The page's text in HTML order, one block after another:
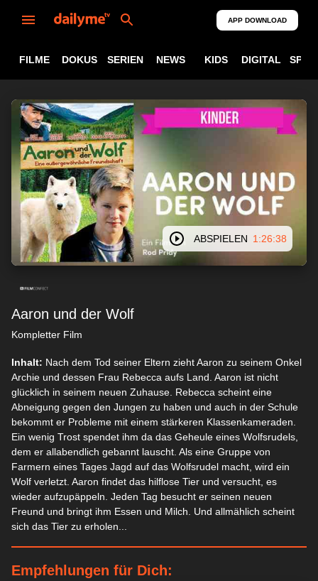
APP DOWNLOAD
FILME DOKUS SERIEN NEWS KIDS DIGITAL
ABSPIELEN 1:26:38
Aaron und der Wolf
Kompletter Film
Inhalt: Nach dem Tod seiner Eltern zieht Aaron zu seinem Onkel
Archie und dessen Frau Rebecca aufs Land. Aaron ist nicht
glücklich in seinem neuen Zuhause. Rebecca scheint eine
Abneigung gegen den Jungen zu haben und auch in der Schule
bekommt er Probleme mit einem stärkeren Klassenkameraden.
Ein wenig Trost spendet ihm da das Geheule eines Wolfsrudels,
dem er allabendlich gebannt lauscht. Als eine Gruppe von
Farmern eines Tages Jagd auf das Wolfsrudel macht, wird ein
Wolf verletzt. Aaron findet das hilflose Tier und versucht, es
wieder aufzupäppeln. Jeden Tag besucht er seinen neuen
Freund und bringt ihm Essen und Milch. Und allmählich scheint
sich das Tier zu erholen...
Empfehlungen für Dich: